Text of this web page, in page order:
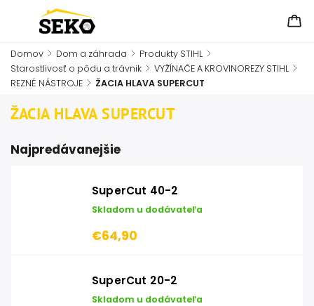
Domov / Dom a záhrada / Produkty STIHL /
Starostlivosť o pôdu a trávnik / VYŽÍNAČE A KROVINOREZY STIHL /
REZNÉ NÁSTROJE / ŽACIA HLAVA SUPERCUT
ŽACIA HLAVA SUPERCUT
Najpredávanejšie
SuperCut 40-2
Skladom u dodávateľa
€64,90
SuperCut 20-2
Skladom u dodávateľa